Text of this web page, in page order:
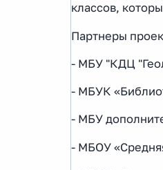
классов,
Партнеры
- МБУ "КДЦ
- МБУК
- МБУ
- МБОУ